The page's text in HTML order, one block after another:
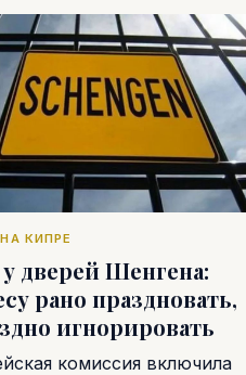
КИПРЕ
дверей Шенгена:
рано праздновать,
игнорировать
комиссия включила